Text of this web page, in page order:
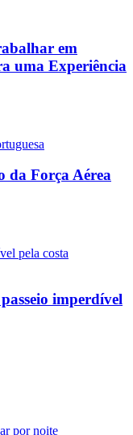
em
uma Experiência
da Força Aérea
imperdível